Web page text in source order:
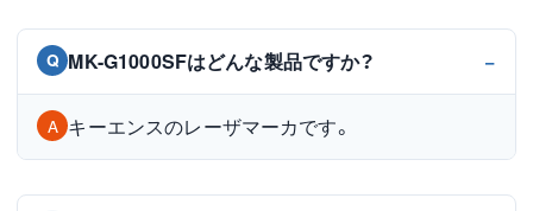
Q MK-G1000SFはどんな製品ですか？
A キーエンスのレーザマーカです。